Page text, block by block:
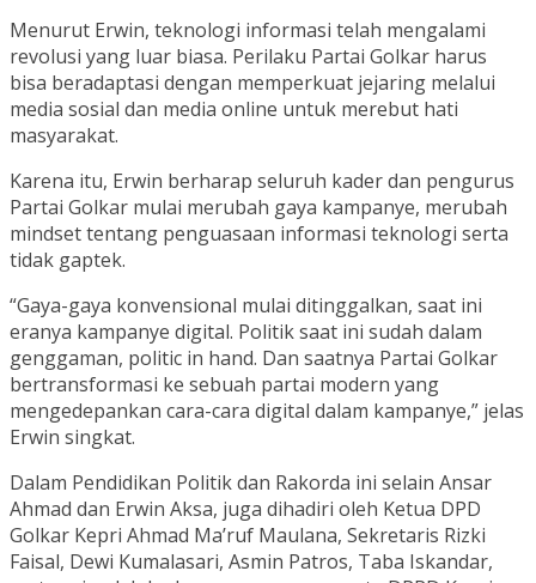
Menurut Erwin, teknologi informasi telah mengalami
revolusi yang luar biasa. Perilaku Partai Golkar harus
bisa beradaptasi dengan memperkuat jejaring melalui
media sosial dan media online untuk merebut hati
masyarakat.
Karena itu, Erwin berharap seluruh kader dan pengurus
Partai Golkar mulai merubah gaya kampanye, merubah
mindset tentang penguasaan informasi teknologi serta
tidak gaptek.
“Gaya-gaya konvensional mulai ditinggalkan, saat ini
eranya kampanye digital. Politik saat ini sudah dalam
genggaman, politic in hand. Dan saatnya Partai Golkar
bertransformasi ke sebuah partai modern yang
mengedepankan cara-cara digital dalam kampanye,” jelas
Erwin singkat.
Dalam Pendidikan Politik dan Rakorda ini selain Ansar
Ahmad dan Erwin Aksa, juga dihadiri oleh Ketua DPD
Golkar Kepri Ahmad Ma’ruf Maulana, Sekretaris Rizki
Faisal, Dewi Kumalasari, Asmin Patros, Taba Iskandar,